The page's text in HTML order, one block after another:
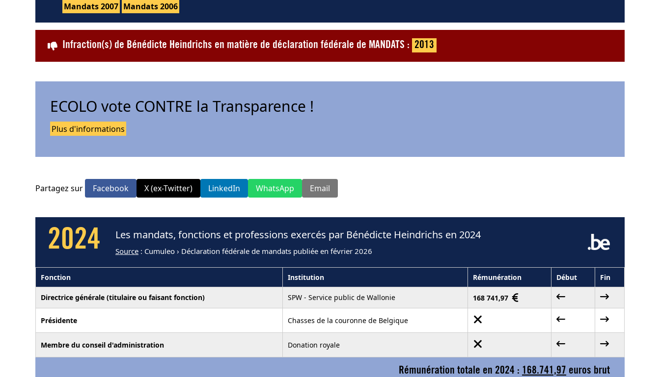
Mandats 2007 Mandats 2006
Infraction(s) de Bénédicte Heindrichs en matière de déclaration fédérale de MANDATS : 2013
ECOLO vote CONTRE la Transparence !
Plus d'informations
Partagez sur Facebook X (ex-Twitter) LinkedIn WhatsApp Email
2024 Les mandats, fonctions et professions exercés par Bénédicte Heindrichs en 2024
Source : Cumuleo › Déclaration fédérale de mandats publiée en février 2026
Fonction Institution Rémunération Début Fin
Directrice générale (titulaire ou faisant fonction) SPW - Service public de Wallonie 168 741,97
Présidente Chasses de la couronne de Belgique
Membre du conseil d'administration Donation royale
Rémunération totale en 2024 : 168.741,97 euros brut